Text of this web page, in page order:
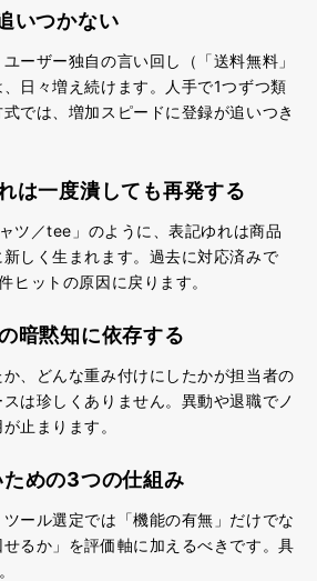
いつかない
ーザー独自の言い回し（「送料無料」
、日々増え続けます。人手で1つずつ類
では、増加スピードに登録が追いつき
は一度潰しても再発する
ツ／tee」のように、表記ゆれは商品
しく生まれます。過去に対応済みで
ヒットの原因に戻ります。
暗黙知に依存する
、どんな重み付けにしたかが担当者の
は珍しくありません。異動や退職でノ
止まります。
めの3つの仕組み
ール選定では「機能の有無」だけでな
るか 」を評価軸に加えるべきです。具